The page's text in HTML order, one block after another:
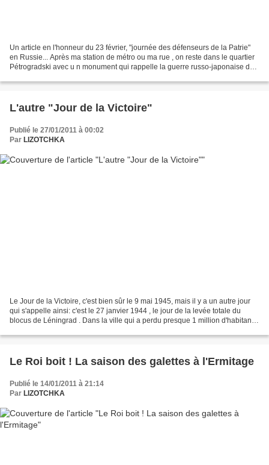
Un article en l'honneur du 23 février, "journée des défenseurs de la Patrie"
en Russie... Après ma station de métro ou ma rue , on reste dans le quartier
Pétrogradski avec u n monument qui rappelle la guerre russo-japonaise de
L'autre "Jour de la Victoire"
Publié le 27/01/2011 à 00:02
Par LIZOTCHKA
Le Jour de la Victoire, c'est bien sûr le 9 mai 1945, mais il y a un autre jour
qui s'appelle ainsi: c'est le 27 janvier 1944 , le jour de la levée totale du
blocus de Léningrad . Dans la ville qui a perdu presque 1 million d'habitants
Le Roi boit ! La saison des galettes à l'Ermitage
Publié le 14/01/2011 à 21:14
Par LIZOTCHKA